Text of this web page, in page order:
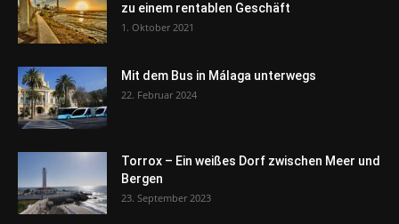
zu einem rentablen Geschäft
1. Oktober 2021
Mit dem Bus in Málaga unterwegs
22. Februar 2024
Torrox – Ein weißes Dorf zwischen Meer und
Bergen
23. September 2023